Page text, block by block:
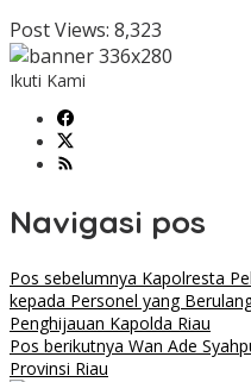
Post Views: 8,323
Ikuti Kami
Navigasi pos
Pos sebelumnya Kapolresta
kepada Personel yang
Penghijauan Kapolda Riau
Pos berikutnya Wan Ade
Provinsi Riau